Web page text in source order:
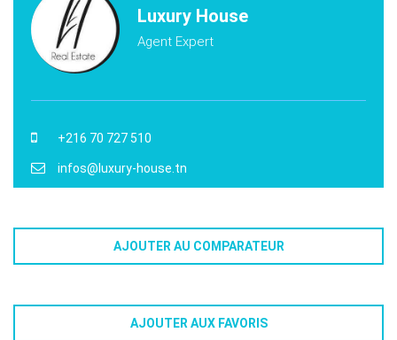
Luxury House
Agent Expert
+216 70 727 510
infos@luxury-house.tn
AJOUTER AU COMPARATEUR
AJOUTER AUX FAVORIS